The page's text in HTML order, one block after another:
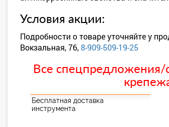
Условия акции:
Подробности о товаре уточняйте у
Вокзальная, 76,8-909-509-19-25
Все спецпредложения/
Бесплатная доставка
инструмента